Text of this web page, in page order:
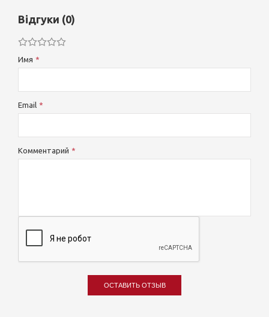
Відгуки (0)
Имя
Email
Комментарий
ОСТАВИТЬ ОТЗЫВ